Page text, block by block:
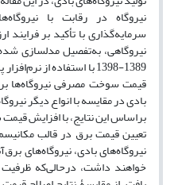
نیروگاه‌ در رقابت با
سرمایه‌گذاری با تأکید بر
نیروگاهی، به‌تفصیل مدلسازی
1389-1398 با استفاده از
قیمت سوخت مصرفی نیروگاه‌ها
بادی در مقایسه با انواع دیگر
براساس این نتایج، با افزایش
تعیین قیمت برق در قالب
نیروگاه‌های بادی، نیروگاه‌های
خواهند داشت، درحالی‌که